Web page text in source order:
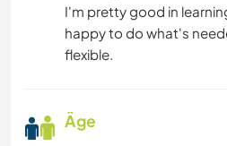
I'm pretty good in
happy to do what's
flexible.
Âge